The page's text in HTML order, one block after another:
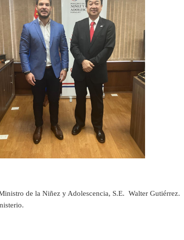
de la Niñez y Adolescencia, S.E. Walter Gutiérrez.